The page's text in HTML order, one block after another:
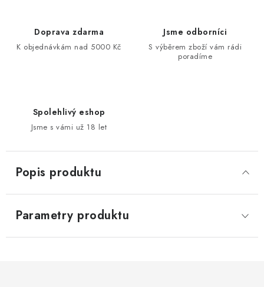
Doprava zdarma
K objednávkám nad 5000 Kč
Jsme odborníci
S výběrem zboží vám rádi
poradíme
Spolehlivý eshop
Jsme s vámi už 18 let
Popis produktu
Parametry produktu